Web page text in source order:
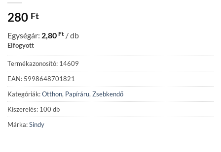
280 Ft
Egységár: 2,80 Ft / db
Elfogyott
Termékazonosító: 14609
EAN: 5998648701821
Kategóriák:Otthon, Papíráru, Zsebkendő
Kiszerelés: 100 db
Márka:Sindy